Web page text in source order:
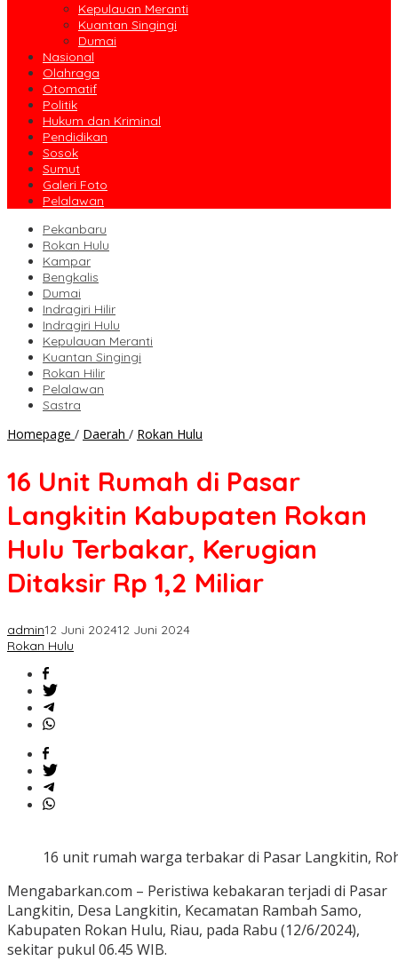
Kepulauan Meranti
Kuantan Singingi
Dumai
Nasional
Olahraga
Otomatif
Politik
Hukum dan Kriminal
Pendidikan
Sosok
Sumut
Galeri Foto
Pelalawan
Pekanbaru
Rokan Hulu
Kampar
Bengkalis
Dumai
Indragiri Hilir
Indragiri Hulu
Kepulauan Meranti
Kuantan Singingi
Rokan Hilir
Pelalawan
Sastra
Homepage / Daerah / Rokan Hulu
di
Langkitin
Kabupaten
Rokan
Terbakar,
16 Unit Rumah di Pasar
Langkitin Kabupaten Rokan
Hulu Terbakar, Kerugian
Ditaksir Rp 1,2 Miliar
admin12 Juni 202412 Juni 2024
Rokan Hulu
16 unit rumah warga terbakar di Pasar Langkitin,
Mengabarkan.com – Peristiwa kebakaran terjadi di Pasar
Langkitin, Desa Langkitin, Kecamatan Rambah Samo,
Kabupaten Rokan Hulu, Riau, pada Rabu (12/6/2024),
sekitar pukul 06.45 WIB.